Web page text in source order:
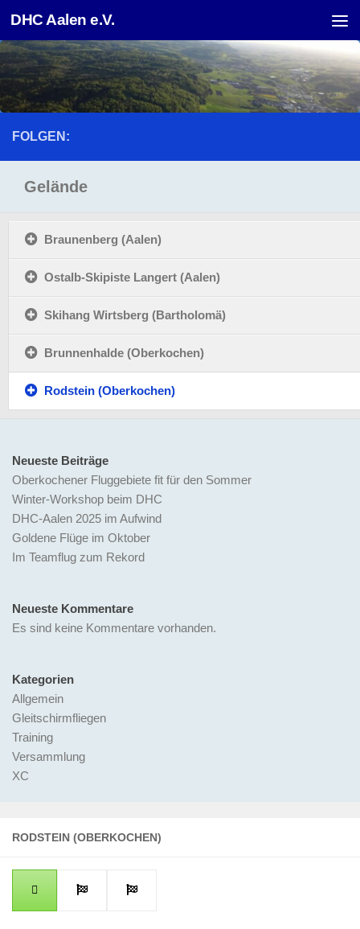
Unter dem Inhalt
DHC Aalen e.V.
RODSTEIN (OBERKOCHEN)
FOLGEN:
Gelände
Braunenberg (Aalen)
Ostalb-Skipiste Langert (Aalen)
Skihang Wirtsberg (Bartholomä)
Brunnenhalde (Oberkochen)
Rodstein (Oberkochen)
Neueste Beiträge
Oberkochener Fluggebiete fit für den Sommer
Winter-Workshop beim DHC
DHC-Aalen 2025 im Aufwind
Goldene Flüge im Oktober
Im Teamflug zum Rekord
Neueste Kommentare
Es sind keine Kommentare vorhanden.
Kategorien
Allgemein
Gleitschirmfliegen
Training
Versammlung
XC